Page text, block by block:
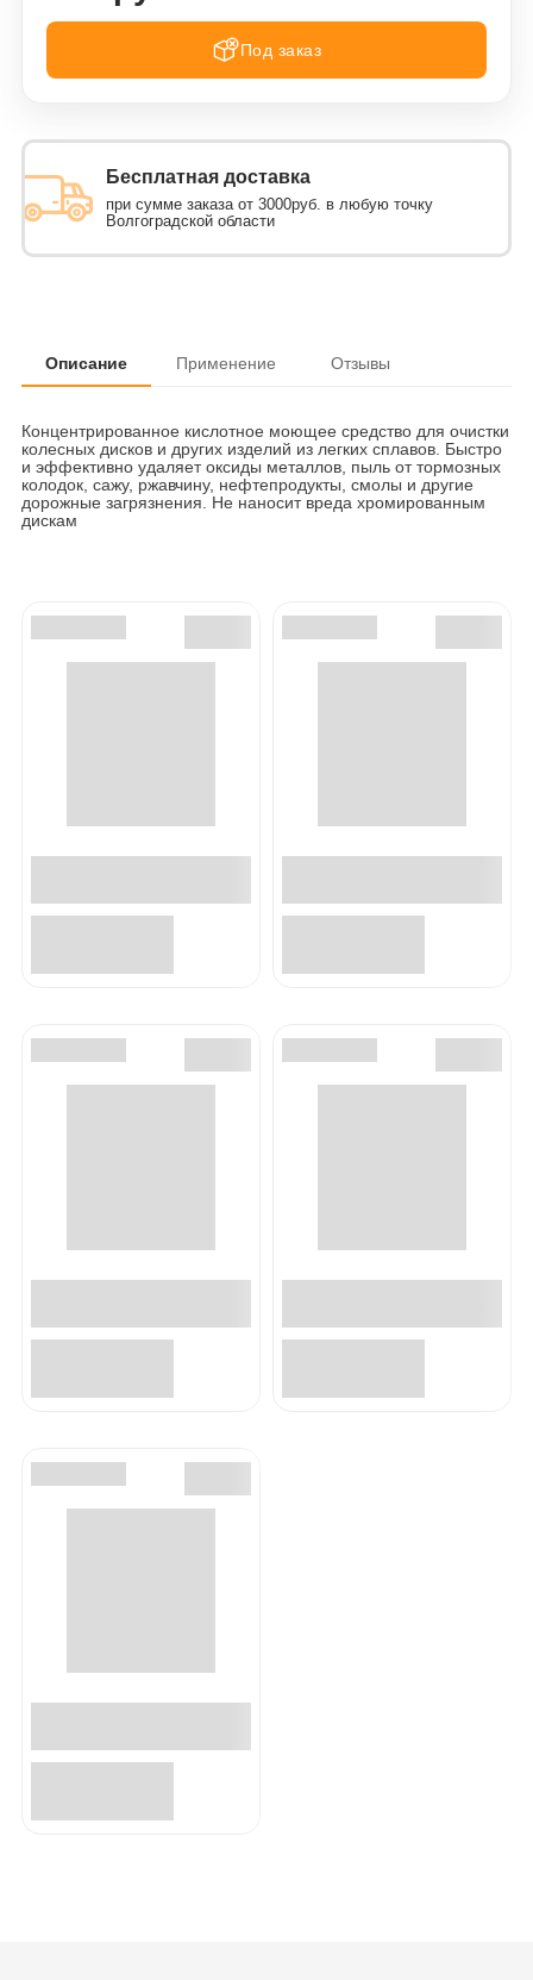
Под заказ
Бесплатная доставка
при сумме заказа от 3000руб. в любую точку
Волгоградской области
Описание Применение Отзывы
Концентрированное кислотное моющее средство для очистки
колесных дисков и других изделий из легких сплавов. Быстро
и эффективно удаляет оксиды металлов, пыль от тормозных
колодок, сажу, ржавчину, нефтепродукты, смолы и другие
дорожные загрязнения. Не наносит вреда хромированным
дискам